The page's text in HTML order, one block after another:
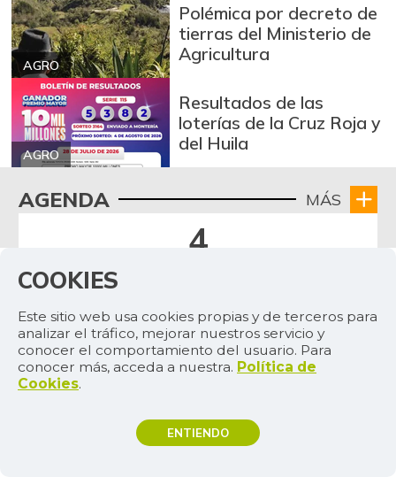
AGRO
Polémica por decreto de
tierras del Ministerio de
Agricultura
AGRO
Resultados de las
loterías de la Cruz Roja y
del Huila
AGENDA MÁS
4
las Flores espera recibir a más de 25.000
visitantes
COOKIES
Este sitio web usa cookies propias y de terceros para
analizar el tráfico, mejorar nuestros servicio y
conocer el comportamiento del usuario. Para
conocer más, acceda a nuestra. Política de
Cookies.
ENTIENDO